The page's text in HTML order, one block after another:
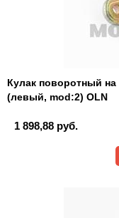
Кулак поворотный на
(левый, mod:2) OLN
1 898,88 руб.